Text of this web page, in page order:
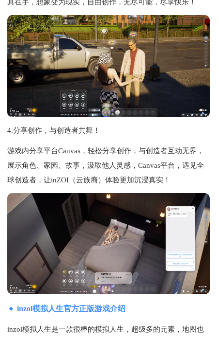
具在手，想象变为现实，自由创作，无尽可能，尽享快乐！
4.分享创作，与创造者共舞！
游戏内分享平台Canvas，轻松分享创作，与创造者互动无界，
展示角色、家园、故事，汲取他人灵感，Canvas平台，遇见全
球创造者，让inZOI（云族裔）体验更加沉浸真实！
inzol模拟人生官方正版游戏介绍
inzol模拟人生是一款很棒的模拟人生，超级多的元素，地图也